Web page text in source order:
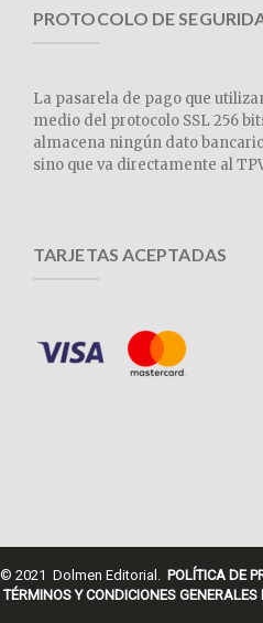
PROTOCOLO DE
La pasarela de pago que
medio del protocolo SSL 256
almacena ningún dato
sino que va directamente al
TARJETAS ACEPTADAS
© 2021 Dolmen Editorial. POLÍTICA DE
TÉRMINOS Y CONDICIONES GENERALES